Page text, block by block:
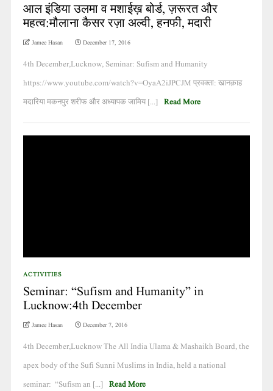
आल इंडिया उलमा व मशाईख़ बोर्ड, ज़रूरत और
महत्व:मौलाना कैसर रज़ा अल्वी, हनफी, मदारी
Jamee Hasan December 17, 2016
4th December,Lucknow, Seminar: Sufism and Humanity
https://www.youtube.com/watch?v=OyaA2iJPCJM प्रवक्ता: खानक़ाह
मदारिया मकनपुर शरीफ और अध्यापक जामिय [...] Read More
ACTIVITIES
Seminar: “Sufism and Humanity” in
Lucknow:4th December
Jamee Hasan December 7, 2016
4th December,Lucknow The All India Ulama & Mashaikh Board, the
apex body of the Sufi Sunni Muslims in India, held a national
seminar: “Sufism an [...] Read More